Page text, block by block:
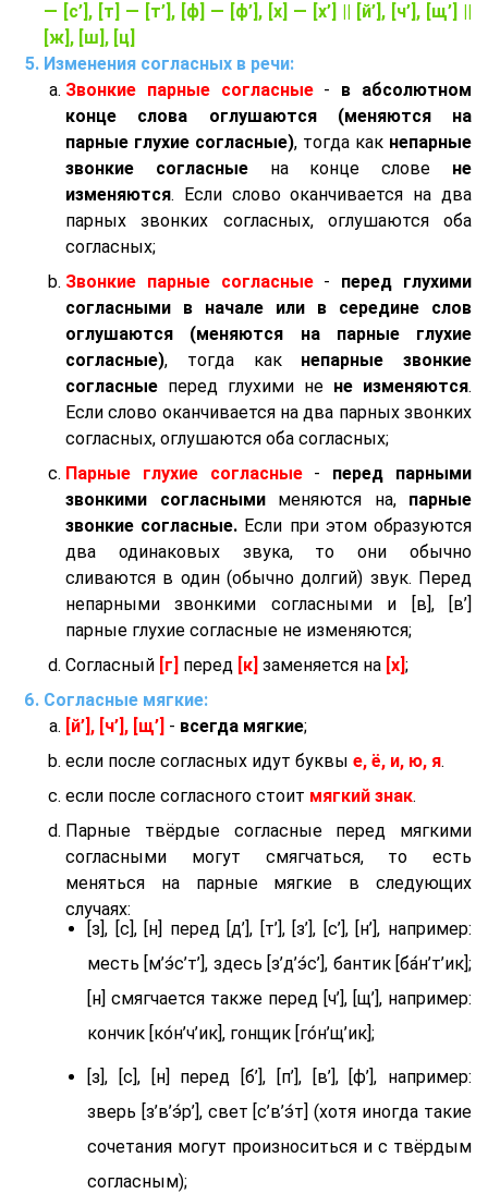
— [с’], [т] — [т’], [ф] — [ф’], [х] — [х’] || [й’], [ч’], [щ’] ||
[ж], [ш], [ц]
Изменения согласных в речи:
Звонкие парные согласные- в абсолютном
конце слова оглушаются (меняются на
парные глухие согласные), тогда как непарные
звонкие согласныена конце слове не
изменяются. Если слово оканчивается на два
парных звонких согласных, оглушаются оба
согласных;
Звонкие парные согласные- перед глухими
согласными в начале или в середине слов
оглушаются (меняются на парные глухие
согласные), тогда как непарные звонкие
согласные перед глухими не не изменяются.
Если слово оканчивается на два парных звонких
согласных, оглушаются оба согласных;
Парные глухие согласные- перед парными
звонкими согласнымименяются на, парные
звонкие согласные. Если при этом образуются
два одинаковых звука, то они обычно
сливаются в один (обычно долгий) звук. Перед
непарными звонкими согласными и [в], [в’]
парные глухие согласные не изменяются;
Согласный [г] перед [к] заменяется на [х] ;
Согласные мягкие:
[й’], [ч’], [щ’] - всегда мягкие;
если после согласных идут буквы е, ё, и, ю, я.
если после согласного стоит мягкий знак.
Парные твёрдые согласные перед мягкими
согласными могут смягчаться, то есть
меняться на парные мягкие в следующих
случаях:
[з], [с], [н] перед [д’], [т’], [з’], [с’], [н’], например:
месть [м’э́с’т’], здесь [з’д’э́с’], бантик [ба́н’т’ик];
[н] смягчается также перед [ч’], [щ’], например:
кончик [ко́н’ч’ик], гонщик [го́н’щ’ик];
[з], [с], [н] перед [б’], [п’], [в’], [ф’], например:
зверь [з’в’э́р’], свет [с’в’э́т] (хотя иногда такие
сочетания могут произноситься и с твёрдым
согласным);